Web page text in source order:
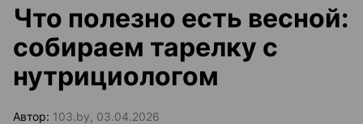
Что полезно есть весной:
собираем тарелку с
нутрициологом
Автор: 103.by, 03.04.2026